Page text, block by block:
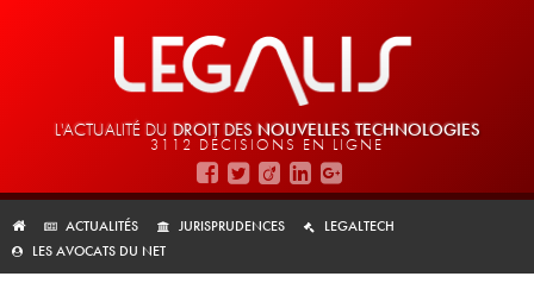
L'ACTUALITÉ DU DROIT DES NOUVELLES TECHNOLOGIES
3112 DÉCISIONS EN LIGNE
ACTUALITÉS JURISPRUDENCES
LEGALTECH
LES AVOCATS DU NET